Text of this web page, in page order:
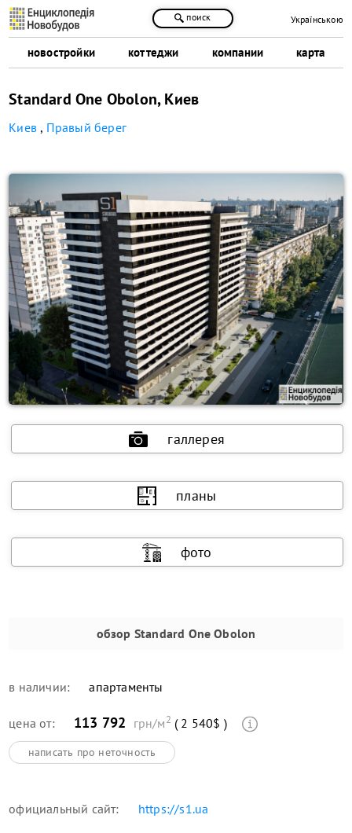
новостройки коттеджи компании карта
поиск Українською
Standard One Obolon, Киев
Киев , Правый берег
галлерея
планы
фото
обзор Standard One Obolon
в наличии: апартаменты
цена от: 113 792 грн/м2 ( 2 540$ )
написать про неточность
официальный сайт: https://s1.ua